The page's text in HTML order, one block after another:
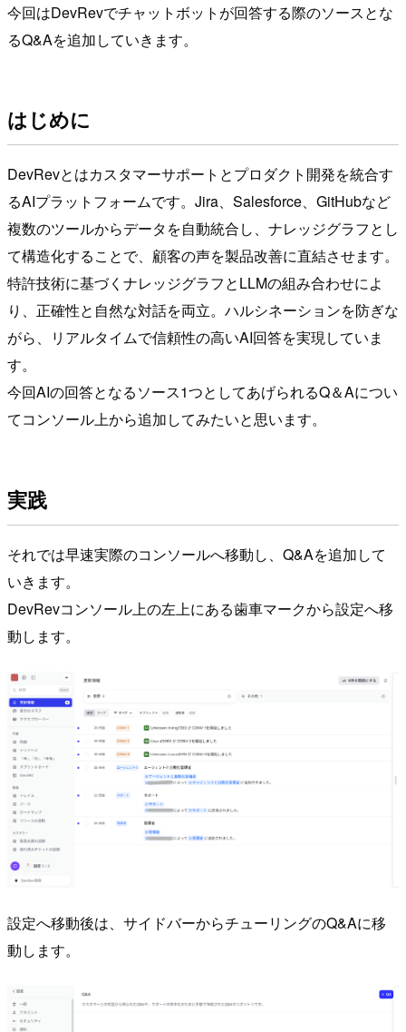
今回はDevRevでチャットボットが回答する際のソースとな
るQ&Aを追加していきます。
はじめに
DevRevとはカスタマーサポートとプロダクト開発を統合す
るAIプラットフォームです。Jira、Salesforce、GitHubなど
複数のツールからデータを自動統合し、ナレッジグラフとし
て構造化することで、顧客の声を製品改善に直結させます。
特許技術に基づくナレッジグラフとLLMの組み合わせによ
り、正確性と自然な対話を両立。ハルシネーションを防ぎな
がら、リアルタイムで信頼性の高いAI回答を実現していま
す。
今回AIの回答となるソース1つとしてあげられるQ＆Aについ
てコンソール上から追加してみたいと思います。
実践
それでは早速実際のコンソールへ移動し、Q&Aを追加して
いきます。
DevRevコンソール上の左上にある歯車マークから設定へ移
動します。
設定へ移動後は、サイドバーからチューリングのQ&Aに移
動します。